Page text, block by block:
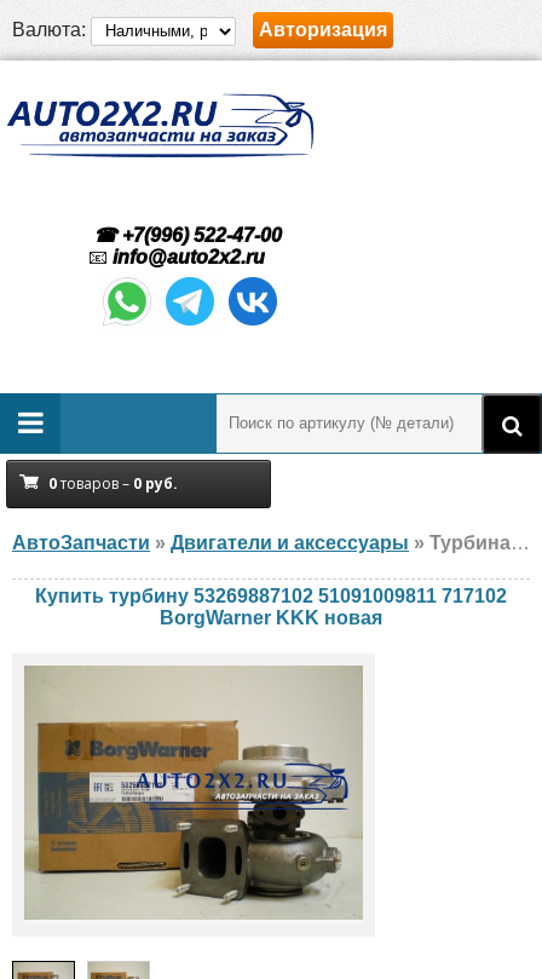
Валюта: Авторизация
☎ +7(996) 522-47-00
📧 info@auto2x2.ru
0товаров – 0 руб.
АвтоЗапчасти » Двигатели и аксессуары » Турбина BorgWarner KKK 53269887102 51091009811 717102 MAN, новая
Купить турбину 53269887102 51091009811 717102
BorgWarner KKK новая